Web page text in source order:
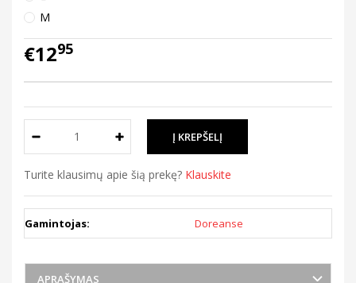
M
€1295
Turite klausimų apie šią prekę? Klauskite
Gamintojas: Doreanse
APRAŠYMAS